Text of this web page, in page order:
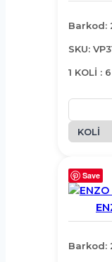
Barkod:
SKU:
1 KOLİ :
Save
Barkod: